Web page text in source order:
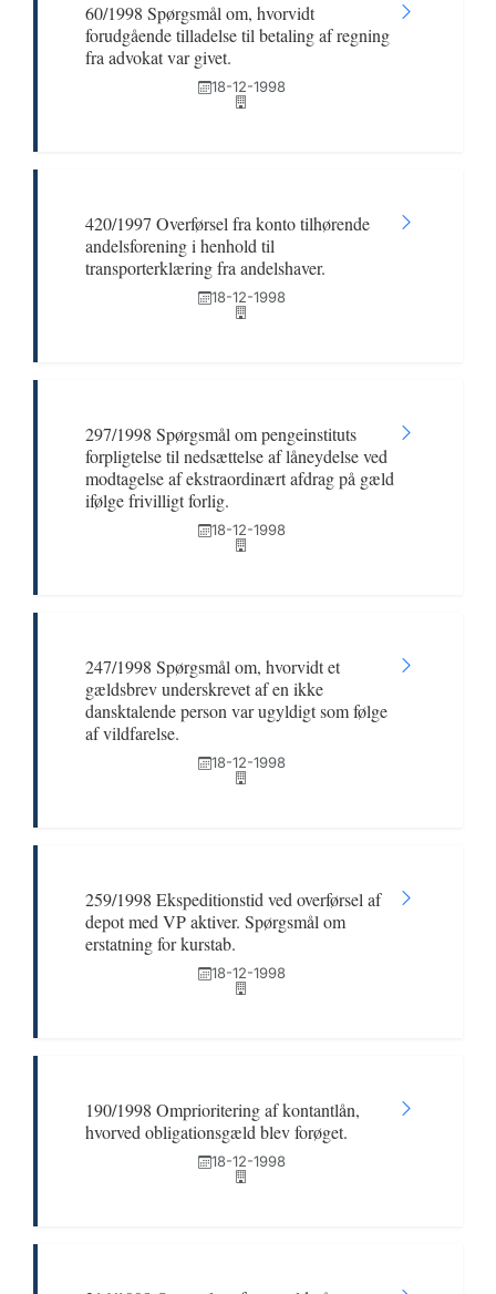
60/1998 Spørgsmål om, hvorvidt
forudgående tilladelse til betaling af regning
fra advokat var givet.
18-12-1998
420/1997 Overførsel fra konto tilhørende
andelsforening i henhold til
transporterklæring fra andelshaver.
18-12-1998
297/1998 Spørgsmål om pengeinstituts
forpligtelse til nedsættelse af låneydelse ved
modtagelse af ekstraordinært afdrag på gæld
ifølge frivilligt forlig.
18-12-1998
247/1998 Spørgsmål om, hvorvidt et
gældsbrev underskrevet af en ikke
dansktalende person var ugyldigt som følge
af vildfarelse.
18-12-1998
259/1998 Ekspeditionstid ved overførsel af
depot med VP aktiver. Spørgsmål om
erstatning for kurstab.
18-12-1998
190/1998 Omprioritering af kontantlån,
hvorved obligationsgæld blev forøget.
18-12-1998